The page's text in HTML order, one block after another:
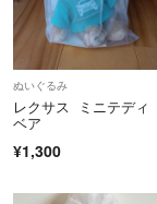
ぬいぐるみ
レクサス ミニテディ
ベア
¥1,300